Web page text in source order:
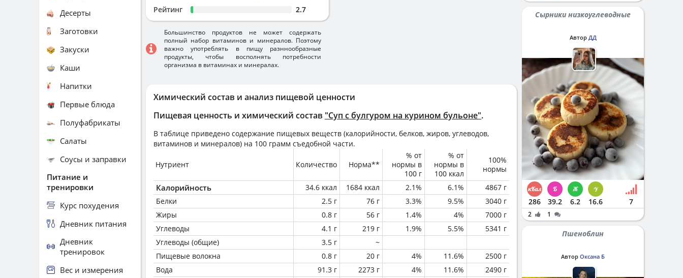
Химический состав и анализ пищевой ценности
Пищевая ценность и химический состав "Суп с булгуром на курином бульоне".
В таблице приведено содержание пищевых веществ (калорийности, белков, жиров, углеводов,
витаминов и минералов) на 100 грамм съедобной части.
Нутриент Количество Норма**
% от
нормы в
100 г
% от
нормы в
100 ккал
100%
нормы
Калорийность 34.6 ккал 1684 ккал 2.1% 6.1%
4867 г
Белки
2.5 г 76 г 3.3% 9.5%
3040 г
Жиры
0.8 г 56 г 1.4% 4%
7000 г
Углеводы
4.1 г 219 г 1.9% 5.5%
5341 г
Углеводы (общие)
3.5 г
~
Пищевые волокна
0.8 г 20 г 4% 11.6%
2500 г
Вода
91.3 г 2273 г 4% 11.6%
2490 г
Рейтинг 2.7
Большинство продуктов не может содержать
полный набор витаминов и минералов. Поэтому
важно употреблять в пищу разннообразные
продукты, чтобы восполнять потребности
организма в витаминах и минералах.
Десерты
Заготовки
Закуски
Каши
Напитки
Первые блюда
Полуфабрикаты
Салаты
Соусы и заправки
Питание и
тренировки
Курс похудения
Дневник питания
Дневник
тренировок
Вес и измерения
Сырники низкоуглеводные
Автор ДД
286 39.2 6.2 16.6 7
2 1
Пшеноблин
Автор Оксана Б